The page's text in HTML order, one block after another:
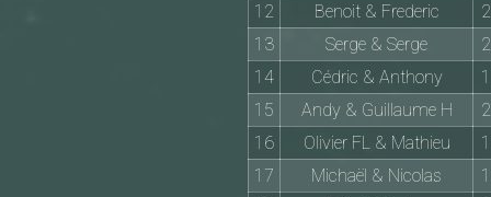
12
Benoit & Frederic
13
Serge & Serge
14
Cédric & Anthony
15
Andy & Guillaume H
16
Olivier FL & Mathieu
17
Michaël & Nicolas